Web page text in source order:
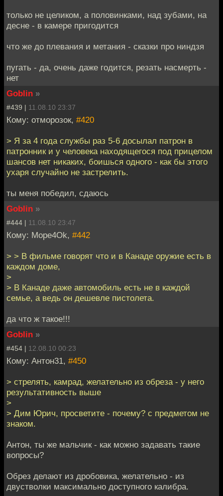
только не целиком, а половинками, над зубами, на
десне - в камере пригодится
что же до плевания и метания - сказки про ниндзя
пугать - да, очень даже годится, резать насмерть -
нет
Goblin »
#439 | 11.08.10 23:37
Кому: отморозок, #420
> Я за 4 года службы раз 5-6 досылал патрон в
патронник и у человека находящегося под прицелом
шансов нет никаких, боишься одного - как бы этого
ухаря случайно не застрелить.
ты меня победил, сдаюсь
Goblin »
#444 | 11.08.10 23:47
Кому: Mope4Ok, #442
> > В фильме говорят что и в Канаде оружие есть в
каждом доме,
>
> В Канаде даже автомобиль есть не в каждой
семье, а ведь он дешевле пистолета.
да что ж такое!!!
Goblin »
#454 | 12.08.10 00:23
Кому: Антон31, #450
> стрелять, камрад, желательно из обреза - у него
результативность выше
>
> Дим Юрич, просветите - почему? с предметом не
знаком.
Антон, ты же мальчик - как можно задавать такие
вопросы?
Обрез делают из дробовика, желательно - из
двустволки максимально доступного калибра.